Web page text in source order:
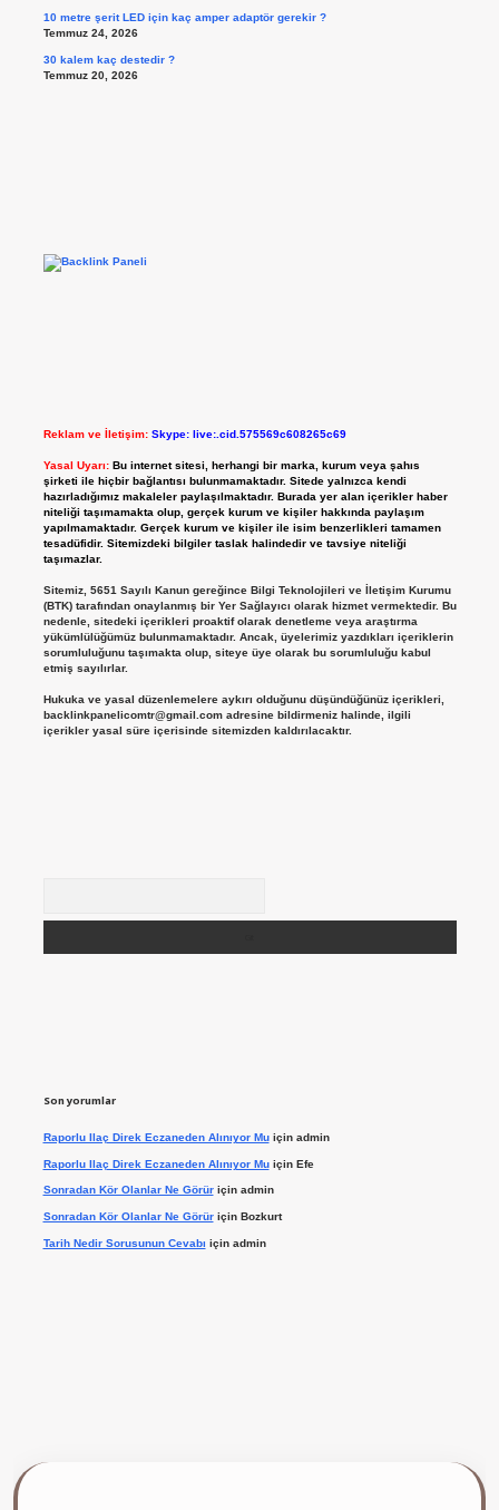
10 metre şerit LED için kaç amper adaptör gerekir ?
Temmuz 24, 2026
30 kalem kaç destedir ?
Temmuz 20, 2026
Reklam ve İletişim: Skype: live:.cid.575569c608265c69
Yasal Uyarı: Bu internet sitesi, herhangi bir marka, kurum veya şahıs
şirketi ile hiçbir bağlantısı bulunmamaktadır. Sitede yalnızca kendi
hazırladığımız makaleler paylaşılmaktadır. Burada yer alan içerikler haber
niteliği taşımamakta olup, gerçek kurum ve kişiler hakkında paylaşım
yapılmamaktadır. Gerçek kurum ve kişiler ile isim benzerlikleri tamamen
tesadüfidir. Sitemizdeki bilgiler taslak halindedir ve tavsiye niteliği
taşımazlar.
Sitemiz, 5651 Sayılı Kanun gereğince Bilgi Teknolojileri ve İletişim Kurumu
(BTK) tarafından onaylanmış bir Yer Sağlayıcı olarak hizmet vermektedir. Bu
nedenle, sitedeki içerikleri proaktif olarak denetleme veya araştırma
yükümlülüğümüz bulunmamaktadır. Ancak, üyelerimiz yazdıkları içeriklerin
sorumluluğunu taşımakta olup, siteye üye olarak bu sorumluluğu kabul
etmiş sayılırlar.
Hukuka ve yasal düzenlemelere aykırı olduğunu düşündüğünüz içerikleri,
backlinkpanelicomtr@gmail.comadresine bildirmeniz halinde, ilgili
içerikler yasal süre içerisinde sitemizden kaldırılacaktır.
Son yorumlar
Raporlu Ilaç Direk Eczaneden Alınıyor Muiçin admin
Raporlu Ilaç Direk Eczaneden Alınıyor Muiçin Efe
Sonradan Kör Olanlar Ne Görüriçin admin
Sonradan Kör Olanlar Ne Görüriçin Bozkurt
Tarih Nedir Sorusunun Cevabı için admin